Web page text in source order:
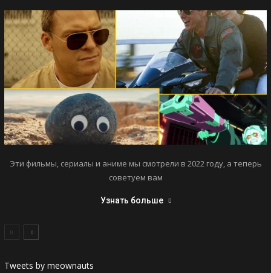
Эти фильмы, сериалы и аниме мы смотрели в 2022 году, а теперь
советуем вам
Узнать больше
Tweets by meownauts